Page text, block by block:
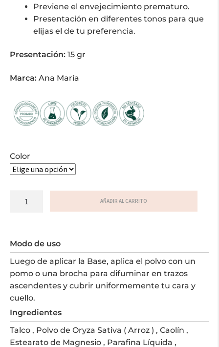
Previene el envejecimiento prematuro.
Presentación en diferentes tonos para que
elijas el de tu preferencia.
Presentación: 15 gr
Marca: Ana María
Color
de
Arroz,
Aloe
Vera
y
Solar-
15
gr
AÑADIR AL CARRITO
Modo de uso
Luego de aplicar la Base, aplica el polvo con un
pomo o una brocha para difuminar en trazos
ascendentes y cubrir uniformemente tu cara y
cuello.
Ingredientes
Talco , Polvo de Oryza Sativa ( Arroz ) , Caolín ,
Estearato de Magnesio , Parafina Líquida ,